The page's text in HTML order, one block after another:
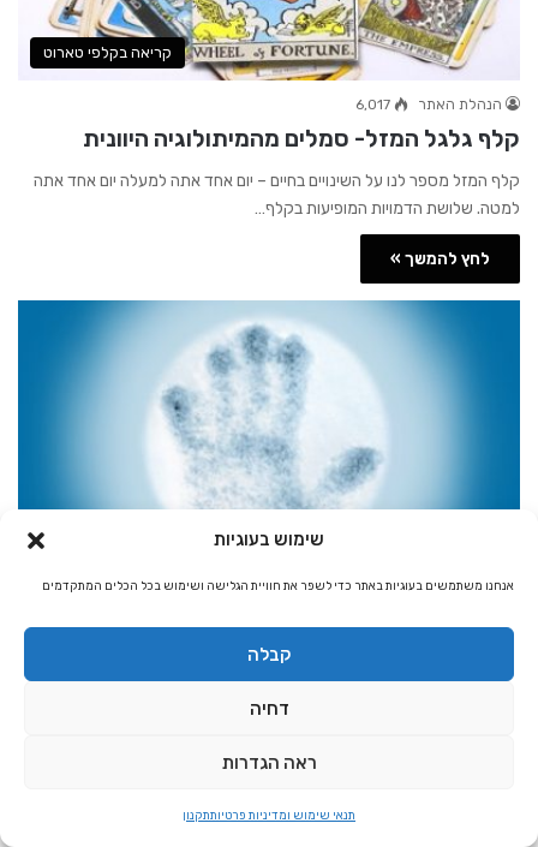
שימוש בעוגיות
אנחנו משתמשים בעוגיות באתר כדי לשפר את חוויית הגלישה ושימוש בכל הכלים המתקדמים
קבלה
דחיה
ראה הגדרות
תנאי שימוש ומדיניות פרטיותתקנון
קריאה בקלפי טארוט
הנהלת האתר 6,017
קלף גלגל המזל- סמלים מהמיתולוגיה היוונית
קלף המזל מספר לנו על השינויים בחיים – יום אחד אתה למעלה יום אחד אתה
למטה. שלושת הדמויות המופיעות בקלף…
לחץ להמשך »
הסרת עין הרע
חוששים שיש עליכם עין הרע? לא יודעים מה לעשות? תמיר בן אשר על הדרך